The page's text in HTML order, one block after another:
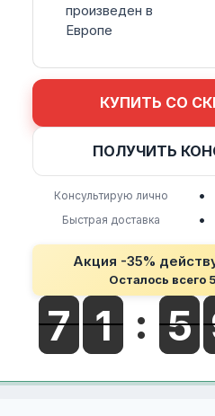
произведен в
Европе
КУПИТЬ СО
ПОЛУЧИТЬ
Консультирую лично •
Быстрая доставка
•
Акция -35%
Осталось всего